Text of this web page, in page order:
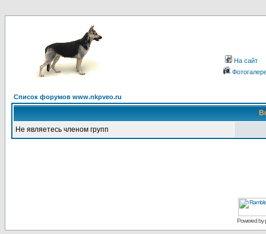
На сайт
Список форумов www.nkpveo.ru
Не являетесь членом групп
Powered by